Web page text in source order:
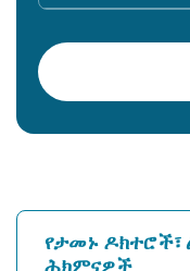
የታመኑ ዶክተሮች፣
ሕክምናዎች